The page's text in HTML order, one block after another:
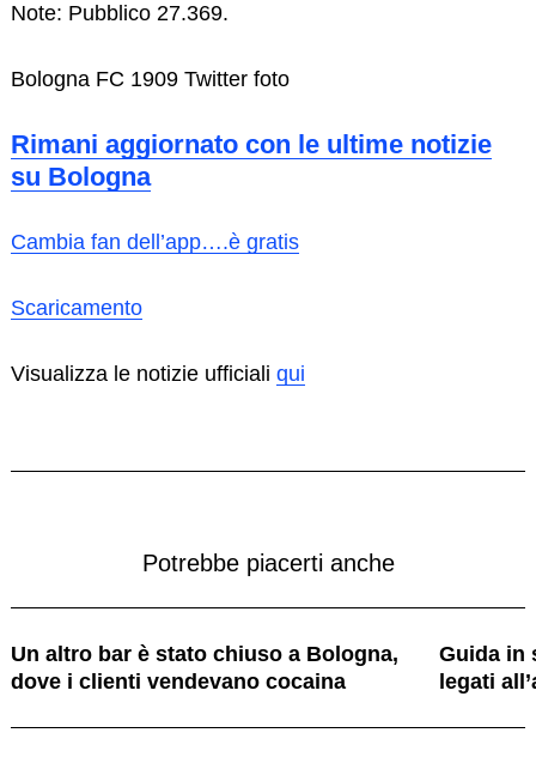
Note: Pubblico 27.369.
Bologna FC 1909 Twitter foto
Rimani aggiornato con le ultime notizie
su Bologna
Cambia fan dell’app….è gratis
Scaricamento
Visualizza le notizie ufficiali qui
Potrebbe piacerti anche
Un altro bar è stato chiuso a Bologna,
dove i clienti vendevano cocaina
Guida in
legati